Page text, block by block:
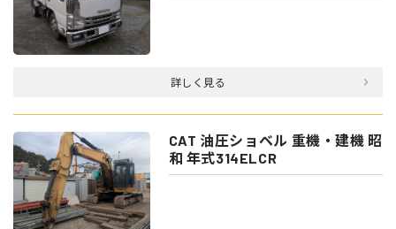
詳しく見る
CAT 油圧ショベル 重機・建機 昭
和 年式314ELCR